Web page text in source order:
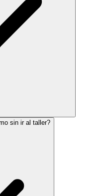
sin ir al taller?